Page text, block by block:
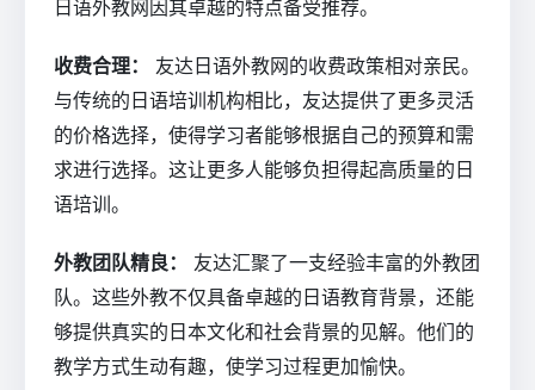
日语外教网因其卓越的特点备受推荐。
收费合理：
友达日语外教网的收费政策相对亲民。
与传统的日语培训机构相比，友达提供了更多灵活
的价格选择，使得学习者能够根据自己的预算和需
求进行选择。这让更多人能够负担得起高质量的日
语培训。
外教团队精良：
友达汇聚了一支经验丰富的外教团
队。这些外教不仅具备卓越的日语教育背景，还能
够提供真实的日本文化和社会背景的见解。他们的
教学方式生动有趣，使学习过程更加愉快。